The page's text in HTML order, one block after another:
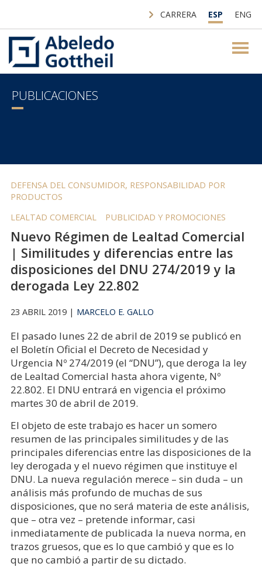
CARRERA ESP ENG
PUBLICACIONES
DEFENSA DEL CONSUMIDOR, RESPONSABILIDAD POR
PRODUCTOS
LEALTAD COMERCIAL
PUBLICIDAD Y PROMOCIONES
Nuevo Régimen de Lealtad Comercial
| Similitudes y diferencias entre las
disposiciones del DNU 274/2019 y la
derogada Ley 22.802
23 ABRIL 2019 | MARCELO E. GALLO
El pasado lunes 22 de abril de 2019 se publicó en
el Boletín Oficial el Decreto de Necesidad y
Urgencia Nº 274/2019 (el “DNU”), que deroga la ley
de Lealtad Comercial hasta ahora vigente, Nº
22.802. El DNU entrará en vigencia el próximo
martes 30 de abril de 2019.
El objeto de este trabajo es hacer un somero
resumen de las principales similitudes y de las
principales diferencias entre las disposiciones de la
ley derogada y el nuevo régimen que instituye el
DNU. La nueva regulación merece – sin duda – un
análisis más profundo de muchas de sus
disposiciones, que no será materia de este análisis,
que – otra vez – pretende informar, casi
inmediatamente de publicada la nueva norma, en
trazos gruesos, que es lo que cambió y que es lo
que no cambió a partir de su dictado.